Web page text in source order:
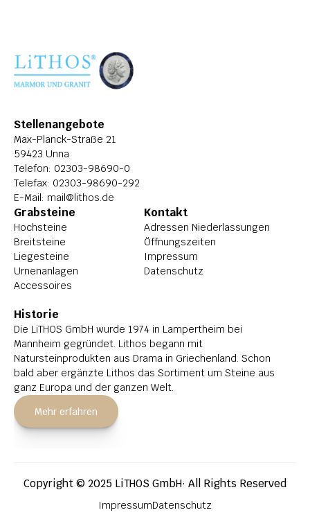
Stellenangebote
Max-Planck-Straße 21
59423 Unna
Telefon: 02303-98690-0
Telefax: 02303-98690-292
E-Mail: mail@lithos.de
Grabsteine
Hochsteine
Breitsteine
Liegesteine
Urnenanlagen
Accessoires
Kontakt
Adressen Niederlassungen
Öffnungszeiten
Impressum
Datenschutz
Historie
Die LiTHOS GmbH wurde 1974 in Lampertheim bei
Mannheim gegründet. Lithos begann mit
Natursteinprodukten aus Drama in Griechenland. Schon
bald aber ergänzte Lithos das Sortiment um Steine aus
ganz Europa und der ganzen Welt.
Mehr erfahren
Copyright © 2025 LiTHOS GmbH· All Rights Reserved
ImpressumDatenschutz